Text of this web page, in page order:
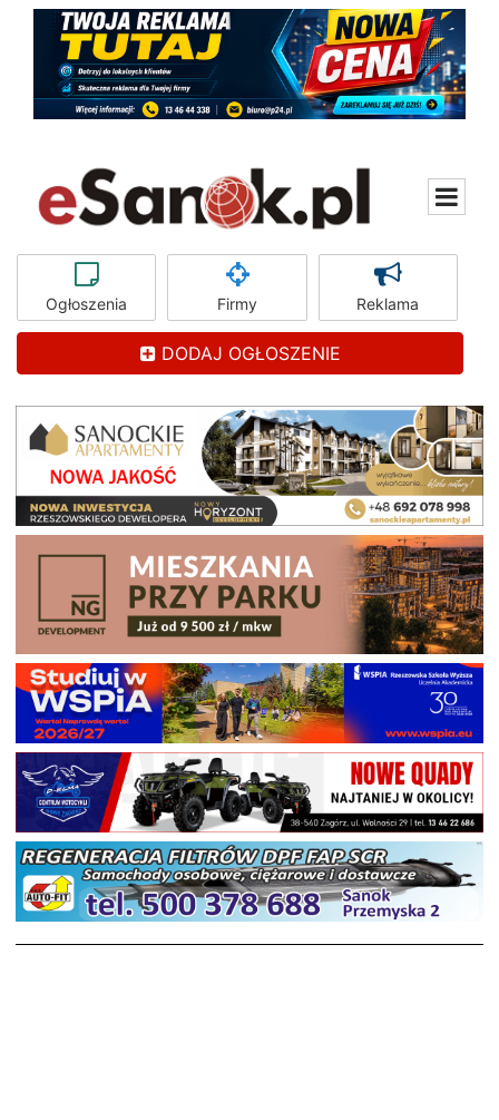
Ogłoszenia Firmy Reklama
DODAJ OGŁOSZENIE